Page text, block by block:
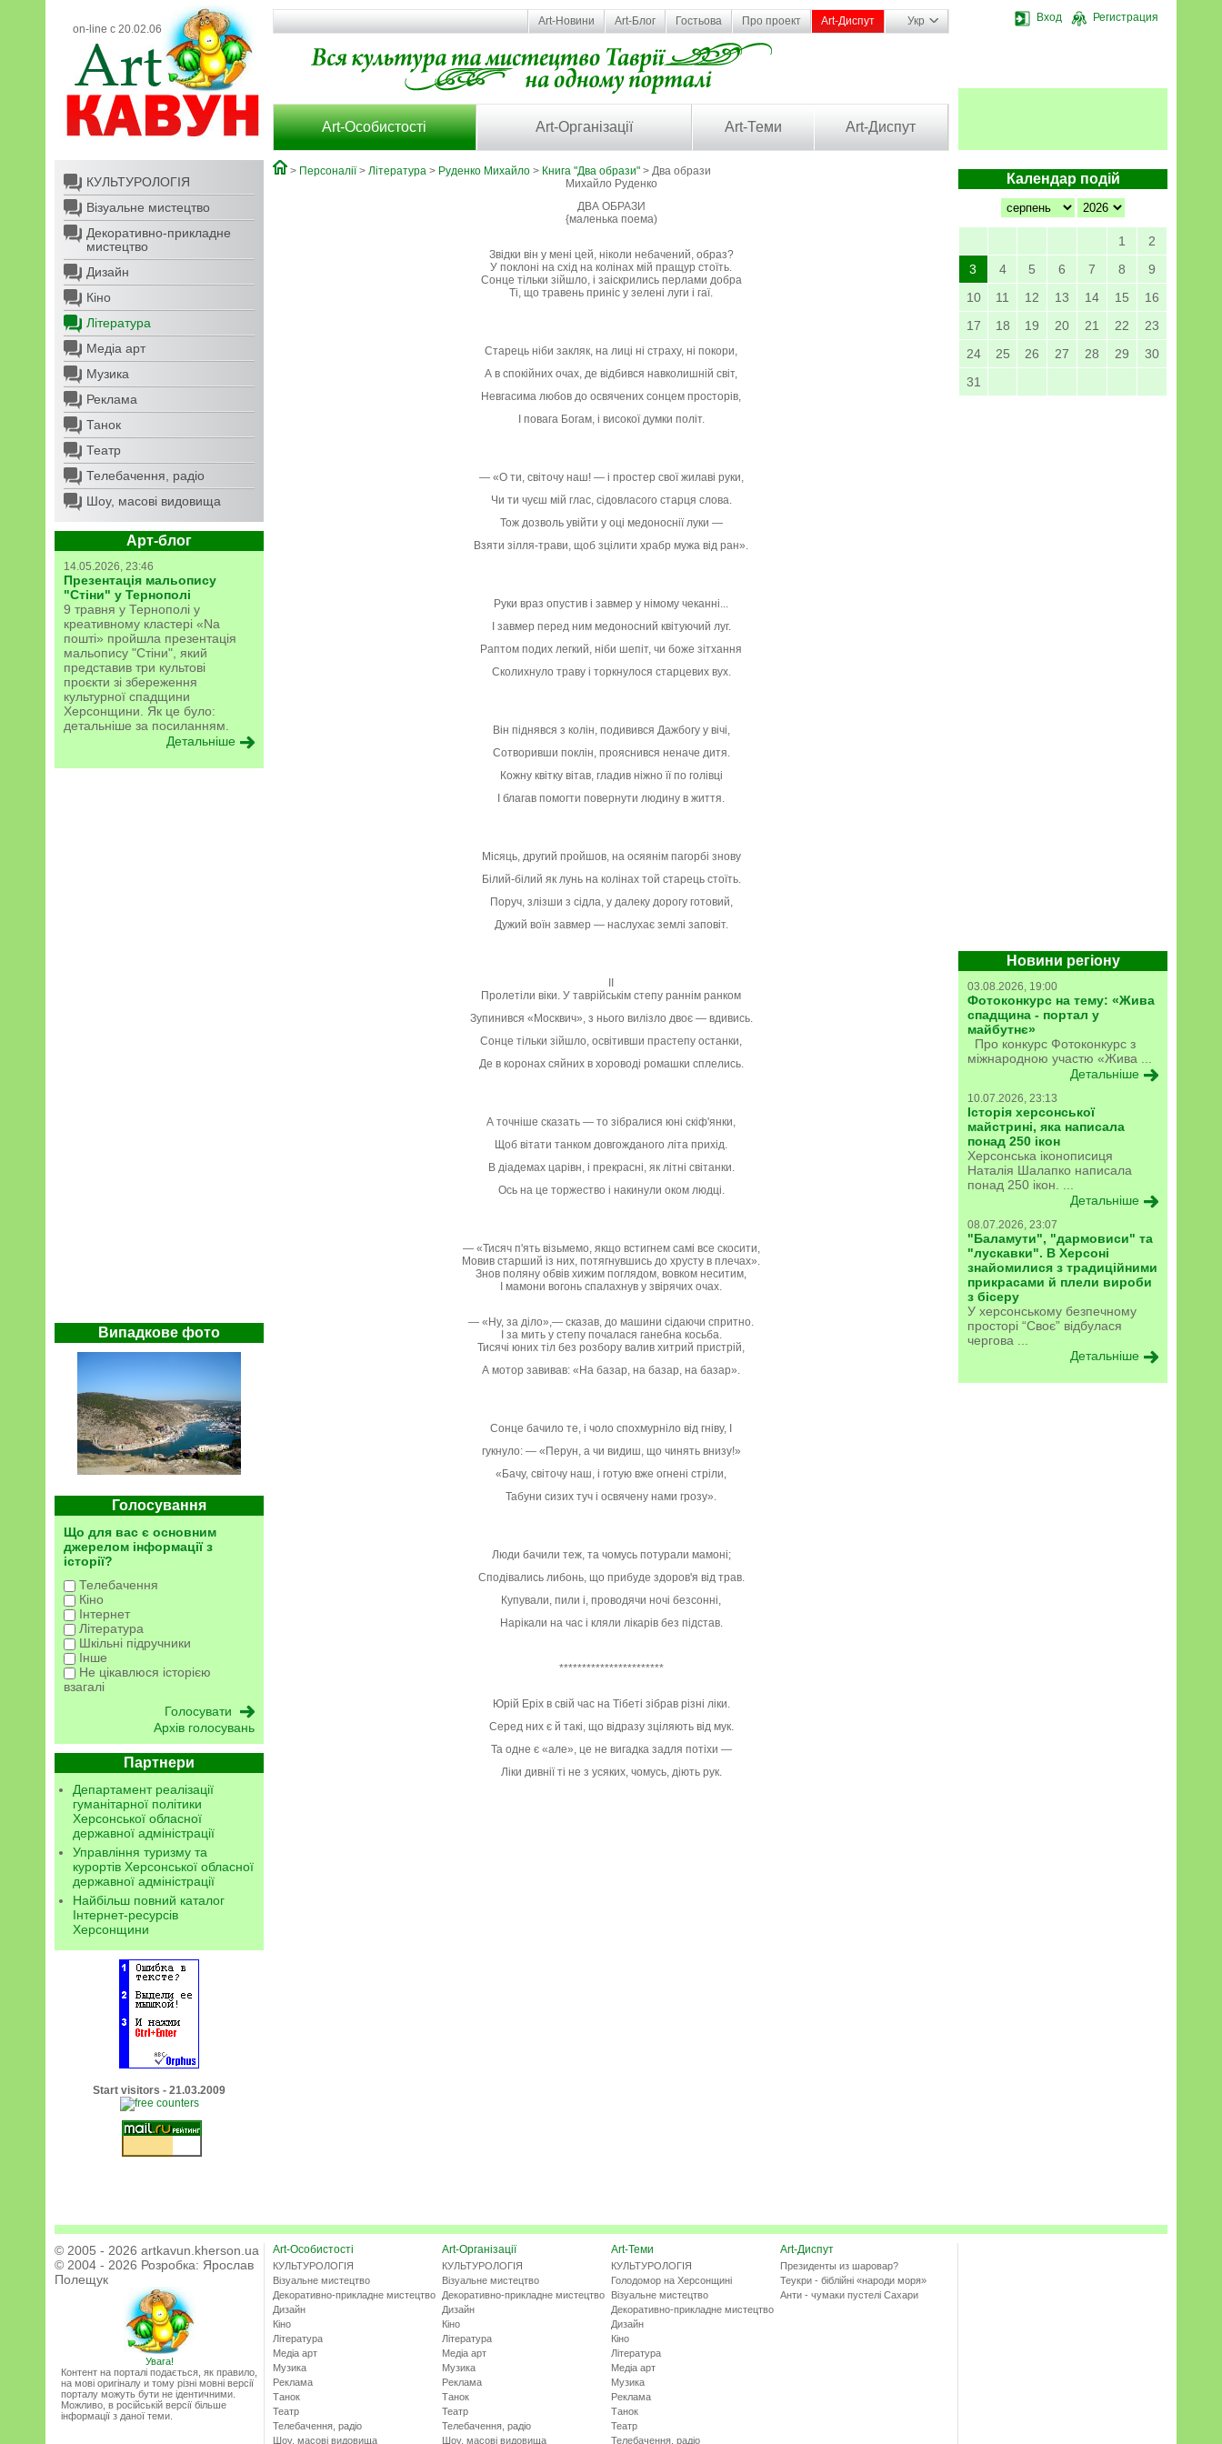
on-line с 20.02.06
Вход Регистрация
Art-Новини Art-Блог Гостьова Про проект Art-Диспут Укр
Art-Особистості Art-Організації Art-Теми Art-Диспут
КУЛЬТУРОЛОГІЯ
Візуальне мистецтво
Декоративно-прикладне
мистецтво
Дизайн
Кіно
Література
Медіа арт
Музика
Реклама
Танок
Театр
Телебачення, радіо
Шоу, масові видовища
Арт-блог
14.05.2026, 23:46
Презентація мальопису
"Стіни" у Тернополі
9 травня у Тернополі у
креативному кластері «Na
пошті» пройшла презентація
мальопису "Стіни", який
представив три культові
проєкти зі збереження
культурної спадщини
Херсонщини. Як це було:
детальніше за посиланням.
Детальніше
Випадкове фото
Голосування
Що для вас є основним
джерелом інформації з
історії?
Телебачення
Кіно
Інтернет
Література
Шкільні підручники
Інше
Не цікавлюся історією
взагалі
Архів голосувань
Партнери
Департамент реалізації
гуманітарної політики
Херсонської обласної
державної адміністрації
Управління туризму та
курортів Херсонської обласної
державної адміністрації
Найбільш повний каталог
Інтернет-ресурсів
Херсонщини
Start visitors - 21.03.2009
Календар подій
1
2
3
4 5 6 7 8
9
10
11 12 13 14 15
16
17
18 19 20 21 22
23
24
25 26 27 28 29
30
31
Новини регіону
03.08.2026, 19:00
Фотоконкурс на тему: «Жива
спадщина - портал у
майбутнє»
Про конкурс Фотоконкурс з
міжнародною участю «Жива ...
Детальніше
10.07.2026, 23:13
Історія херсонської
майстрині, яка написала
понад 250 ікон
Херсонська іконописиця
Наталія Шалапко написала
понад 250 ікон. ...
Детальніше
08.07.2026, 23:07
"Баламути", "дармовиси" та
"лускавки". В Херсоні
знайомилися з традиційними
прикрасами й плели вироби
з бісеру
У херсонському безпечному
просторі “Своє” відбулася
чергова ...
Детальніше
> Персоналії> Література > Руденко Михайло > Книга "Два образи" > Два образи
Михайло Руденко
ДВА ОБРАЗИ
{маленька поема)
Звідки він у мені цей, ніколи небачений, образ?
У поклоні на схід на колінах мій пращур стоїть.
Сонце тільки зійшло, і заіскрились перлами добра
Ті, що травень приніс у зелені луги і гаї.
Старець ніби закляк, на лиці ні страху, ні покори,
А в спокійних очах, де відбився навколишній світ,
Невгасима любов до освячених сонцем просторів,
І повага Богам, і високої думки політ.
— «О ти, світочу наш! — і простер свої жилаві руки,
Чи ти чуєш мій глас, сідовласого старця слова.
Тож дозволь увійти у оці медоноснії луки —
Взяти зілля-трави, щоб зцілити храбр мужа від ран».
Руки враз опустив і завмер у німому чеканні...
І завмер перед ним медоносний квітуючий луг.
Раптом подих легкий, ніби шепіт, чи боже зітхання
Сколихнуло траву і торкнулося старцевих вух.
Він піднявся з колін, подивився Дажбогу у вічі,
Сотворивши поклін, прояснився неначе дитя.
Кожну квітку вітав, гладив ніжно її по голівці
І благав помогти повернути людину в життя.
Місяць, другий пройшов, на осяянім пагорбі знову
Білий-білий як лунь на колінах той старець стоїть.
Поруч, злізши з сідла, у далеку дорогу готовий,
Дужий воїн завмер — наслухає землі заповіт.
Пролетіли віки. У таврійськім степу раннім ранком
Зупинився «Москвич», з нього вилізло двоє — вдивись.
Сонце тільки зійшло, освітивши прастепу останки,
Де в коронах сяйних в хороводі ромашки сплелись.
А точніше сказать — то зібралися юні скіф'янки,
Щоб вітати танком довгожданого літа прихід.
В діадемах царівн, і прекрасні, як літні світанки.
Ось на це торжество і накинули оком людці.
— «Тисяч п'ять візьмемо, якщо встигнем самі все скосити,
Мовив старший із них, потягнувшись до хрусту в плечах».
Знов поляну обвів хижим поглядом, вовком неситим,
І мамони вогонь спалахнув у звірячих очах.
— «Ну, за діло»,— сказав, до машини сідаючи спритно.
І за мить у степу почалася ганебна косьба.
Тисячі юних тіл без розбору валив хитрий пристрій,
А мотор завивав: «На базар, на базар, на базар».
Сонце бачило те, і чоло спохмурніло від гніву, І
гукнуло: — «Перун, а чи видиш, що чинять внизу!»
«Бачу, світочу наш, і готую вже огнені стріли,
Табуни сизих туч і освячену нами грозу».
Люди бачили теж, та чомусь потурали мамоні;
Сподівались либонь, що прибуде здоров'я від трав.
Купували, пили і, проводячи ночі безсонні,
Нарікали на час і кляли лікарів без підстав.
***********************
Юрій Еріх в свій час на Тібеті зібрав різні ліки.
Серед них є й такі, що відразу зціляють від мук.
Та одне є «але», це не вигадка задля потіхи —
Ліки дивнії ті не з усяких, чомусь, діють рук.
© 2005 - 2026 artkavun.kherson.ua
© 2004 - 2026 Розробка: Ярослав
Полещук
Увага!
Контент на порталі подається, як правило,
на мові оригіналу и тому різні мовні версії
порталу можуть бути не ідентичними.
Можливо, в російській версії більше
інформації з даної теми.
Art-Особистості
КУЛЬТУРОЛОГІЯ
Візуальне мистецтво
Декоративно-прикладне мистецтво
Дизайн
Кіно
Література
Медіа арт
Музика
Реклама
Танок
Театр
Телебачення, радіо
Шоу, масові видовища
Art-Організації
КУЛЬТУРОЛОГІЯ
Візуальне мистецтво
Декоративно-прикладне мистецтво
Дизайн
Кіно
Література
Медіа арт
Музика
Реклама
Танок
Театр
Телебачення, радіо
Шоу, масові видовища
Art-Теми
КУЛЬТУРОЛОГІЯ
Голодомор на Херсонщині
Візуальне мистецтво
Декоративно-прикладне мистецтво
Дизайн
Кіно
Література
Медіа арт
Музика
Реклама
Танок
Театр
Телебачення, радіо
Art-Диспут
Президенты из шаровар?
Теукри - біблійні «народи моря»
Анти - чумаки пустелі Сахари